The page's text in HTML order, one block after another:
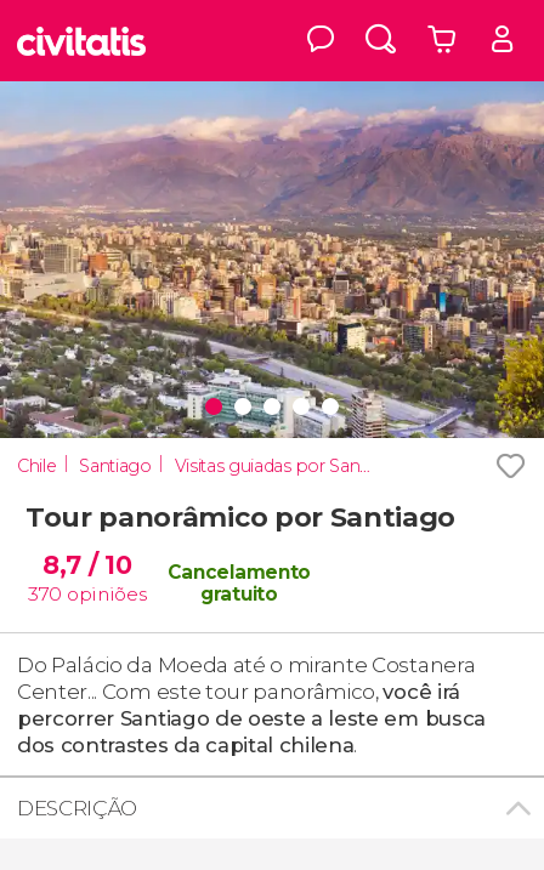
Chile Santiago Visitas guiadas por Santiago
Tour panorâmico por Santiago
8,7 / 10
370 opiniões
Cancelamento
gratuito
Do Palácio da Moeda até o mirante Costanera
Center... Com este tour panorâmico,você irá
percorrer Santiago de oeste a leste em busca
dos contrastes da capital chilena.
DESCRIÇÃO